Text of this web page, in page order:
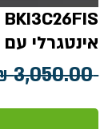
אינטגרלי
‏3,050.00 ‏₪